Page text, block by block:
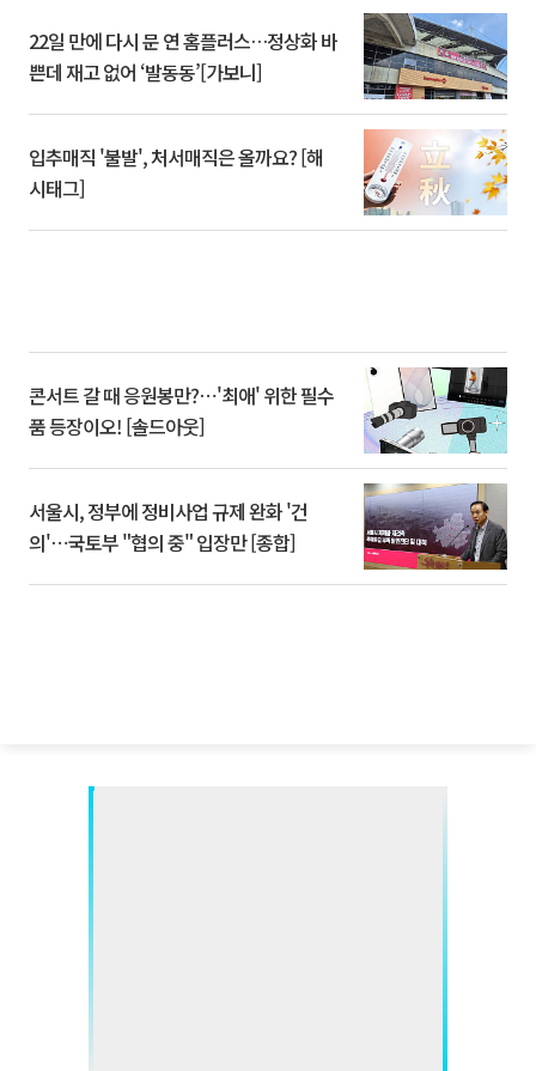
22일 만에 다시 문 연 홈플러스…정상화 바
쁜데 재고 없어 ‘발동동’[가보니]
입추매직 '불발', 처서매직은 올까요? [해
시태그]
콘서트 갈 때 응원봉만?⋯'최애' 위한 필수
품 등장이오! [솔드아웃]
서울시, 정부에 정비사업 규제 완화 '건
의'⋯국토부 "협의 중" 입장만 [종합]